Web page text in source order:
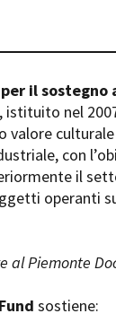
FILM
BOOK
NEWS
CASTING
EVENTI,
TFI
Days
il sostegno
, istituito nel
valore
con
il
operanti
al Piemonte
sostiene: